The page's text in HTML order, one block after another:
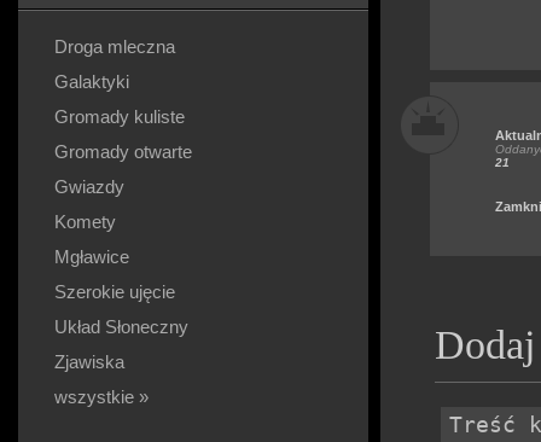
Droga mleczna
Galaktyki
Gromady kuliste
Gromady otwarte
Gwiazdy
Komety
Mgławice
Szerokie ujęcie
Układ Słoneczny
Zjawiska
wszystkie »
21